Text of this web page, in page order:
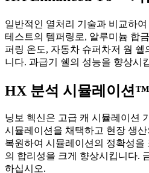
일반적인 열처리 기술과 비교하
테스트의 템퍼링로, 알루미늄 합
퍼링 온도, 자동차 슈퍼차저 웜 쉘
니다. 과급기 쉘의 성능을 향상시
HX 분석 시뮬레이션
닝보 헥신은 고급 캐 시뮬레이션
시뮬레이션을 채택하고 현장 생
복원하여 시뮬레이션의 정확성을
의 합리성을 크게 향상시킵니다.
하십시오.